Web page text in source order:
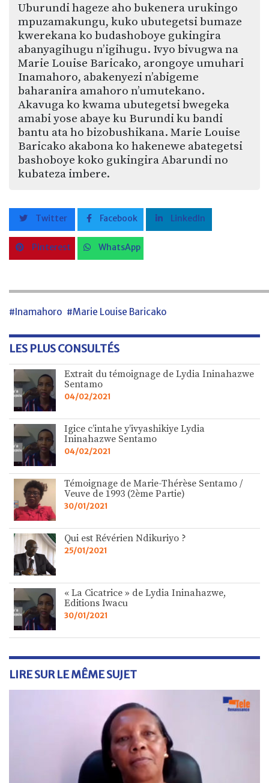
Uburundi hageze aho bukenera urukingo
mpuzamakungu, kuko ubutegetsi bumaze
kwerekana ko budashoboye gukingira
abanyagihugu n’igihugu. Ivyo bivugwa na
Marie Louise Baricako, arongoye umuhari
Inamahoro, abakenyezi n’abigeme
baharanira amahoro n’umutekano.
Akavuga ko kwama ubutegetsi bwegeka
amabi yose abaye ku Burundi ku bandi
bantu ata ho bizobushikana. Marie Louise
Baricako akabona ko hakenewe abategetsi
bashoboye koko gukingira Abarundi no
kubateza imbere.
Twitter Facebook LinkedIn
Pinterest WhatsApp
#Inamahoro #Marie Louise Baricako
LES PLUS CONSULTÉS
Extrait du témoignage de Lydia Ininahazwe
Sentamo
04/02/2021
Igice c’intahe y’ivyashikiye Lydia
Ininahazwe Sentamo
04/02/2021
Témoignage de Marie-Thérèse Sentamo /
Veuve de 1993 (2ème Partie)
30/01/2021
Qui est Révérien Ndikuriyo ?
25/01/2021
« La Cicatrice » de Lydia Ininahazwe,
Editions Iwacu
30/01/2021
LIRE SUR LE MÊME SUJET